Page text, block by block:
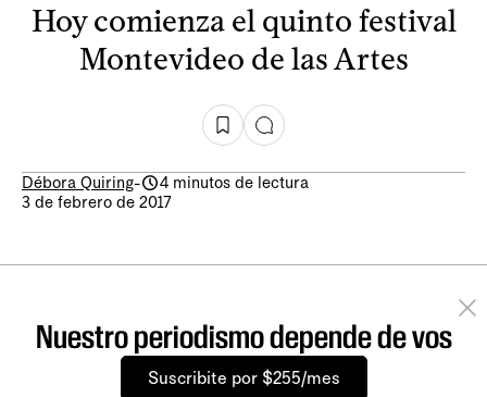
Hoy comienza el quinto festival
Montevideo de las Artes
Débora Quiring-
4 minutos de lectura
3 de febrero de 2017
Nuestro periodismo depende de vos
Suscribite por $255/mes